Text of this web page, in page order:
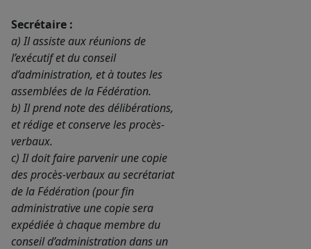
Secrétaire :
a) Il assiste aux réunions de
l’exécutif et du conseil
d’administration, et à toutes les
assemblées de la Fédération.
b) Il prend note des délibérations,
et rédige et conserve les procès-
verbaux.
c) Il doit faire parvenir une copie
des procès-verbaux au secrétariat
de la Fédération (pour fin
administrative une copie sera
expédiée à chaque membre du
conseil d’administration dans un